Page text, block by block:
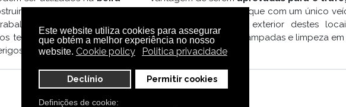
Este website utiliza cookies para assegurar
que obtém a melhor experiência no nosso
website. Cookie policy Politica privacidade
Declínio Permitir cookies
Definições de cookie:
o tráfego durante as
muito popular para
tempos de execução ou
mesmo aalturas
centros comerciais porque com um único
no interior como no exterior destes
substituição de sinais, lâmpadas e limpeza em